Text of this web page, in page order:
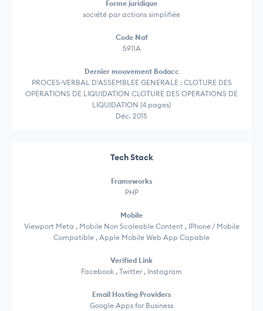
Forme juridique
société par actions simplifiée
Code Naf
5911A
Dernier mouvement Bodacc
PROCES-VERBAL D'ASSEMBLEE GENERALE : CLOTURE DES
OPERATIONS DE LIQUIDATION CLOTURE DES OPERATIONS DE
LIQUIDATION (4 pages)
Déc. 2015
Tech Stack
Frameworks
PHP
Mobile
Viewport Meta , Mobile Non Scaleable Content , IPhone / Mobile
Compatible , Apple Mobile Web App Capable
Verified Link
Facebook , Twitter , Instagram
Email Hosting Providers
Google Apps for Business